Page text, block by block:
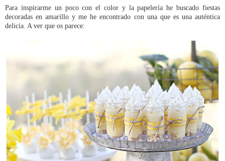
Para inspirarme un poco con el color y la papelería he buscado fiestas
decoradas en amarillo y me he encontrado con una que es una auténtica
delicia. A ver que os parece: